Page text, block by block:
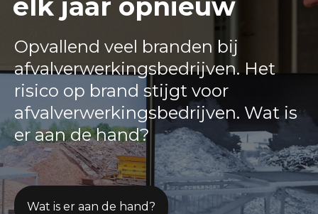
Beveiligingsmast
Brandveiligheid afvalverwerking
Onze projecten
Voor particulieren
Klimaatoplossingen
Smart Home
elk jaar opnieuw
Opvallend veel branden bij
afvalverwerkingsbedrijven. Het
risico op brand stijgt voor
afvalverwerkingsbedrijven. Wat is
er aan de hand?
Wat is er aan de hand?